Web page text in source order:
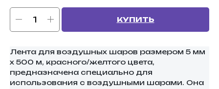
КУПИТЬ
Лента для воздушных шаров размером 5 мм
х 500 м, красного/желтого цвета,
предназначена специально для
использования с воздушными шарами. Она